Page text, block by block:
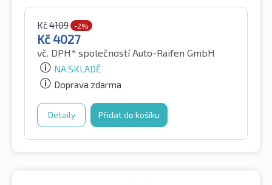
Kč4109 -2%
Kč4027
vč. DPH* společností Auto-Raifen GmbH
NA SKLADĚ
Doprava zdarma
Detaily Přidat do košíku